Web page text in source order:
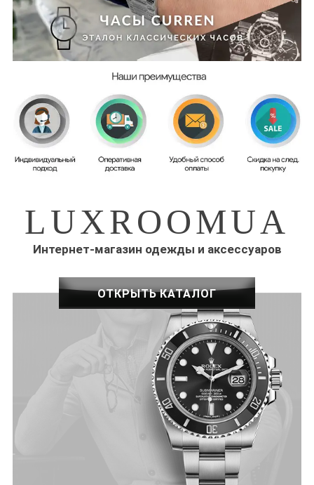
LUXROOMUA
Интернет-магазин одежды и аксессуаров
ОТКРЫТЬ КАТАЛОГ